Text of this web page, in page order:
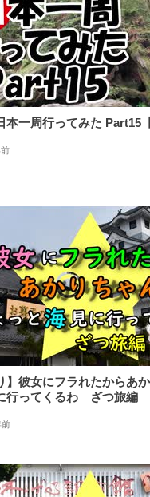
本一周行ってみた Part15
】彼女にフラれたからあ
行ってくるわ ざつ旅編